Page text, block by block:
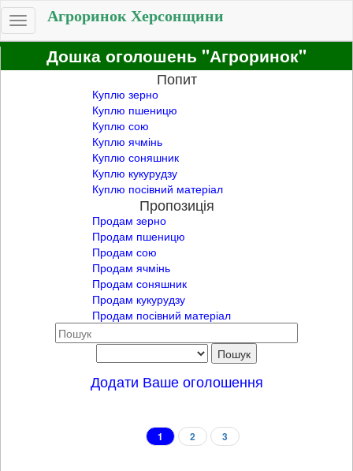
Toggle
navigation
Агроринок Херсонщини
Дошка оголошень "Агроринок"
Попит
Куплю зерно
Куплю пшеницю
Куплю сою
Куплю ячмінь
Куплю соняшник
Куплю кукурудзу
Куплю посівний матеріал
Пропозиція
Продам зерно
Продам пшеницю
Продам сою
Продам ячмінь
Продам соняшник
Продам кукурудзу
Продам посівний матеріал
Додати Ваше оголошення
1 2 3